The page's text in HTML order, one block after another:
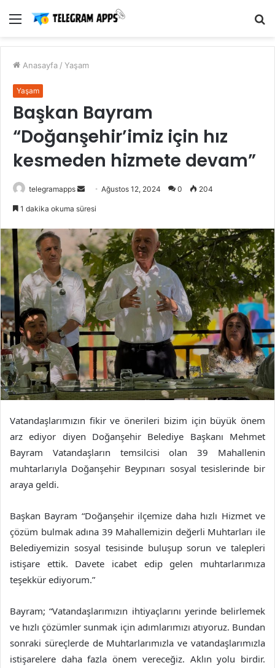
Menü
Anasayfa / Yaşam
Yaşam
Başkan Bayram
“Doğanşehir’imiz için hız
kesmeden hizmete devam”
telegramapps
Bir
göndermek
Ağustos 12, 2024 0 204
1 dakika okuma süresi
Vatandaşlarımızın fikir ve önerileri bizim için büyük önem
arz ediyor diyen Doğanşehir Belediye Başkanı Mehmet
Bayram Vatandaşların temsilcisi olan 39 Mahallenin
muhtarlarıyla Doğanşehir Beypınarı sosyal tesislerinde bir
araya geldi.
Başkan Bayram “Doğanşehir ilçemize daha hızlı Hizmet ve
çözüm bulmak adına 39 Mahallemizin değerli Muhtarları ile
Belediyemizin sosyal tesisinde buluşup sorun ve talepleri
istişare ettik. Davete icabet edip gelen muhtarlarımıza
teşekkür ediyorum.”
Bayram; “Vatandaşlarımızın ihtiyaçlarını yerinde belirlemek
ve hızlı çözümler sunmak için adımlarımızı atıyoruz. Bundan
sonraki süreçlerde de Muhtarlarımızla ve vatandaşlarımızla
istişarelere daha fazla önem vereceğiz. Aklın yolu birdir.